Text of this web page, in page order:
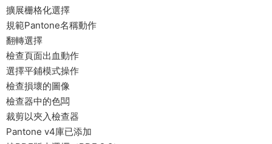
擴展栅格化選擇
規範Pantone名稱動作
翻轉選擇
檢查頁面出血動作
選擇平鋪模式操作
檢查損壞的圖像
檢查器中的色闆
裁剪以夾入檢查器
Pantone v4庫已添加